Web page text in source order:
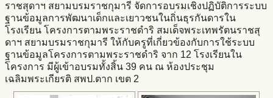
ราชสุดาฯ สยามบรมราชกุมารี จัดการอบรมเชิงปฏิบัติการระบบ
ฐานข้อมูลการพัฒนาเด็กและเยาวชนในถิ่นธุรกันดารใน
โรงเรียน โครงการตามพระราชดำริ สมเด็จพระเทพรัตนราชสุ
ดาฯ สยามบรมราชกุมารี ให้กับครูที่เกี่ยวข้องกับการใช้ระบบ
ฐานข้อมูลโครงการตามพระราชดำริ จาก 12 โรงเรียนใน
โครงการ มีผู้เข้าอบรมทั้งสิ้น 39 คน ณ ห้องประชุม
เฉลิมพระเกียรติ สพป.ตาก เขต 2